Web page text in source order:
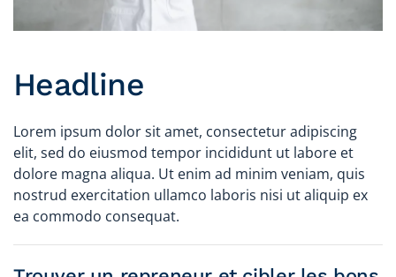
Headline
Lorem ipsum dolor sit amet, consectetur adipiscing
elit, sed do eiusmod tempor incididunt ut labore et
dolore magna aliqua. Ut enim ad minim veniam, quis
nostrud exercitation ullamco laboris nisi ut aliquip ex
ea commodo consequat.